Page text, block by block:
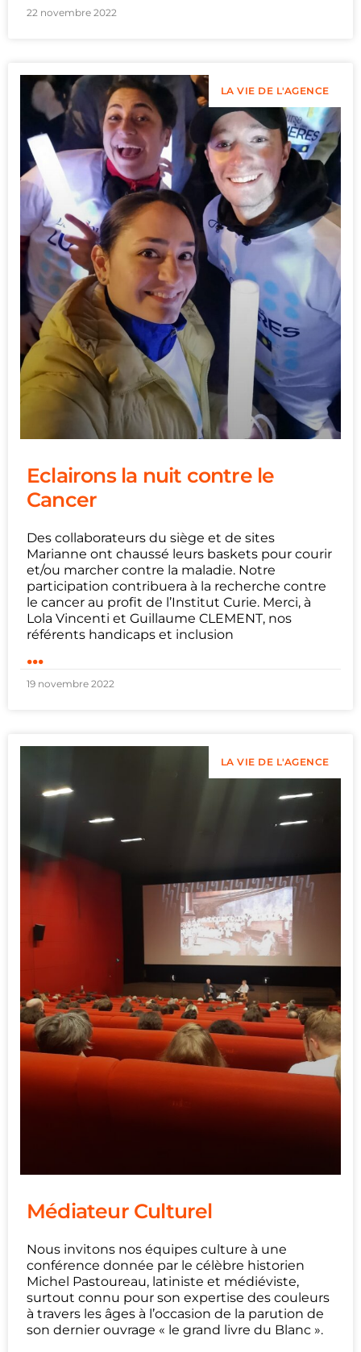
22 novembre 2022
LA VIE DE L'AGENCE
Eclairons la nuit contre le
Cancer
Des collaborateurs du siège et de sites
Marianne ont chaussé leurs baskets pour courir
et/ou marcher contre la maladie. Notre
participation contribuera à la recherche contre
le cancer au profit de l’Institut Curie. Merci, à
Lola Vincenti et Guillaume CLEMENT, nos
référents handicaps et inclusion
...
19 novembre 2022
LA VIE DE L'AGENCE
Médiateur Culturel
Nous invitons nos équipes culture à une
conférence donnée par le célèbre historien
Michel Pastoureau, latiniste et médiéviste,
surtout connu pour son expertise des couleurs
à travers les âges à l’occasion de la parution de
son dernier ouvrage « le grand livre du Blanc ».